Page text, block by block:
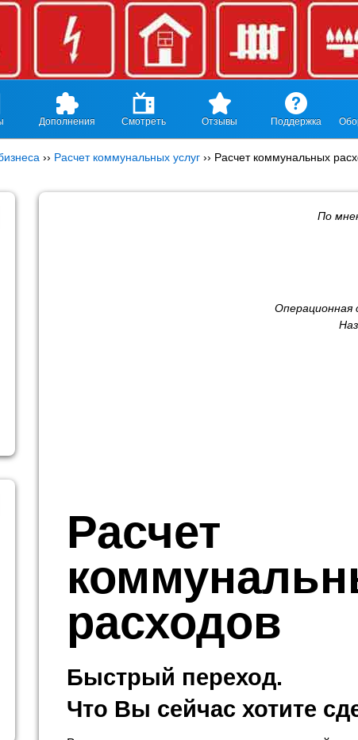
Дополнения Смотреть Отзывы Поддержка
›› Расчет коммунальных услуг ›› Расчет коммунальных
По
Операционная
Расчет
расходов
Быстрый переход.
Что Вы сейчас хотите